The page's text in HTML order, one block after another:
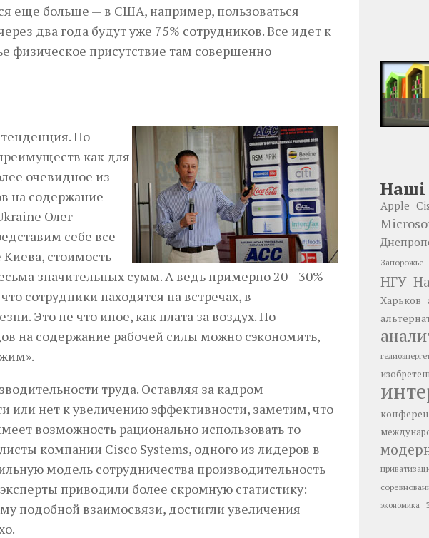
еще больше — в США, например, пользоваться
два года будут уже 75% сотрудников. Все идет к
физическое присутствие там совершенно
По
как для
очевидное из
на содержание
Олег
себе все
стоимость
значительных сумм. А ведь примерно 20—30%
сотрудники находятся на встречах, в
Это не что иное, как плата за воздух. По
на содержание рабочей силы можно сэкономить,
труда. Оставляя за кадром
или нет к увеличению эффективности, заметим, что
возможность рационально использовать то
компании Cisco Systems, одного из лидеров в
модель сотрудничества производительность
приводили более скромную статистику:
подобной взаимосвязи, достигли увеличения
Apple
Запорожье
НГУ
Харьков
экономика